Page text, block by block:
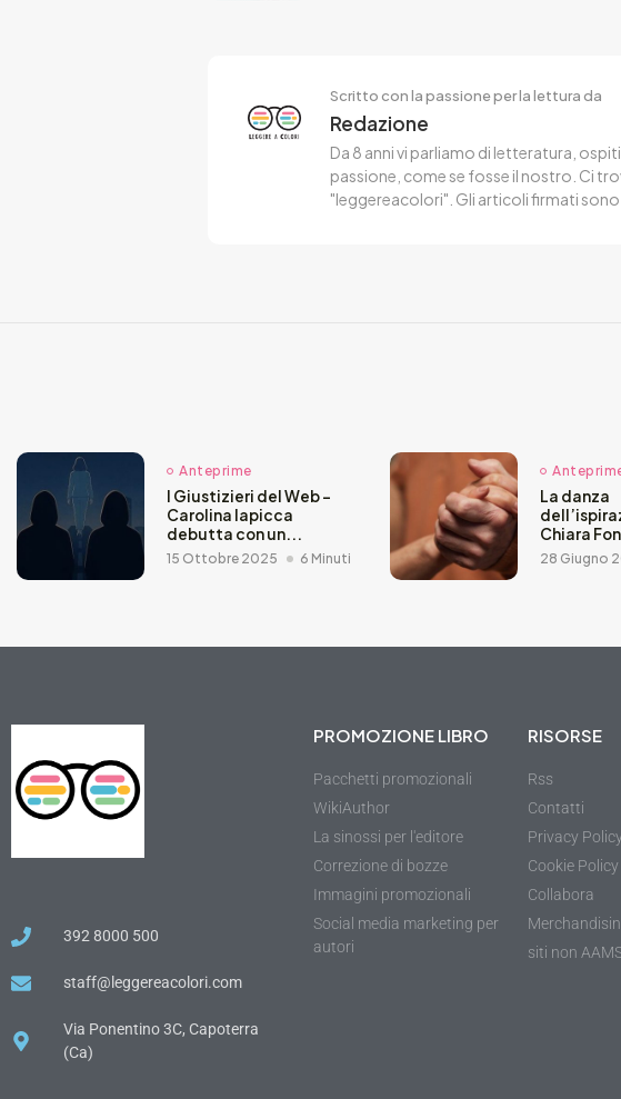
Scritto con la passione per la lettura da
Redazione
Da 8 anni vi parliamo di letteratura,
passione, come se fosse il nostro. Ci
"leggereacolori". Gli articoli firmati
Anteprime
I Giustizieri del Web –
Carolina Iapicca
debutta con un...
15 Ottobre 2025 6 Minuti
La danza
Chiara
28 Giugno
392 8000 500
staff@leggereacolori.com
Via Ponentino 3C, Capoterra
(Ca)
PROMOZIONE LIBRO
Pacchetti promozionali
WikiAuthor
La sinossi per l'editore
Correzione di bozze
Immagini promozionali
Social media marketing per
autori
RISORSE
Rss
Contatti
Privacy Policy
Cookie Policy
Collabora
siti non